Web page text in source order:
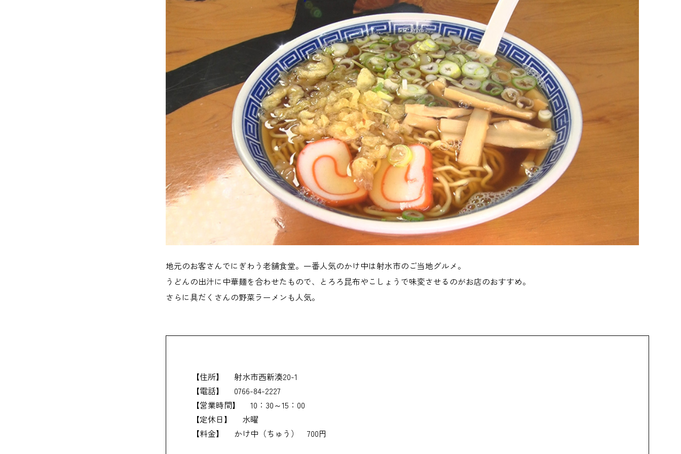
地元のお客さんでにぎわう老舗食堂。一番人気のかけ中は射水市のご当地グルメ。
うどんの出汁に中華麺を合わせたもので、とろろ昆布やこしょうで味変させるのがお店のおすすめ。
さらに具だくさんの野菜ラーメンも人気。
【住所】
射水市西新湊20-1
【電話】
0766-84-2227
【営業時間】
10：30～15：00
【定休日】
水曜
【料金】
かけ中（ちゅう） 700円